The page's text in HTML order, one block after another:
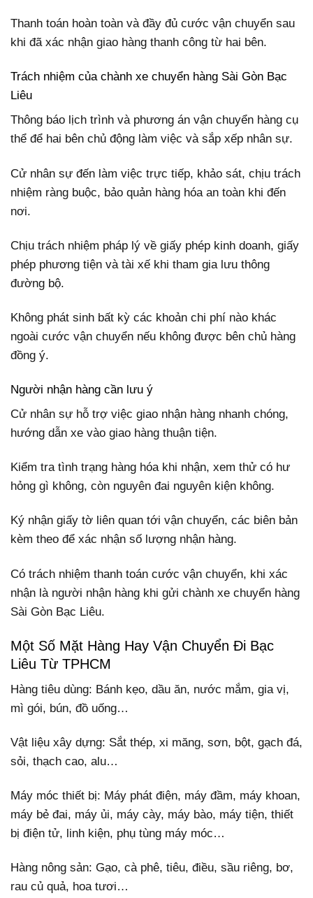
Thanh toán hoàn toàn và đầy đủ cước vận chuyển sau
khi đã xác nhận giao hàng thanh công từ hai bên.
Trách nhiệm của chành xe chuyển hàng Sài Gòn Bạc
Liêu
Thông báo lịch trình và phương án vận chuyển hàng cụ
thể để hai bên chủ động làm việc và sắp xếp nhân sự.
Cử nhân sự đến làm việc trực tiếp, khảo sát, chịu trách
nhiệm ràng buộc, bảo quản hàng hóa an toàn khi đến
nơi.
Chịu trách nhiệm pháp lý về giấy phép kinh doanh, giấy
phép phương tiện và tài xế khi tham gia lưu thông
đường bộ.
Không phát sinh bất kỳ các khoản chi phí nào khác
ngoài cước vận chuyển nếu không được bên chủ hàng
đồng ý.
Người nhận hàng cần lưu ý
Cử nhân sự hỗ trợ việc giao nhận hàng nhanh chóng,
hướng dẫn xe vào giao hàng thuận tiện.
Kiểm tra tình trạng hàng hóa khi nhận, xem thử có hư
hỏng gì không, còn nguyên đai nguyên kiện không.
Ký nhận giấy tờ liên quan tới vận chuyển, các biên bản
kèm theo để xác nhận số lượng nhận hàng.
Có trách nhiệm thanh toán cước vận chuyển, khi xác
nhận là người nhận hàng khi gửi chành xe chuyển hàng
Sài Gòn Bạc Liêu.
Một Số Mặt Hàng Hay Vận Chuyển Đi Bạc
Liêu Từ TPHCM
Hàng tiêu dùng: Bánh kẹo, dầu ăn, nước mắm, gia vị,
mì gói, bún, đồ uống…
Vật liệu xây dựng: Sắt thép, xi măng, sơn, bột, gạch đá,
sỏi, thạch cao, alu…
Máy móc thiết bị: Máy phát điện, máy đầm, máy khoan,
máy bẻ đai, máy ủi, máy cày, máy bào, máy tiện, thiết
bị điện tử, linh kiện, phụ tùng máy móc…
Hàng nông sản: Gạo, cà phê, tiêu, điều, sầu riêng, bơ,
rau củ quả, hoa tươi…